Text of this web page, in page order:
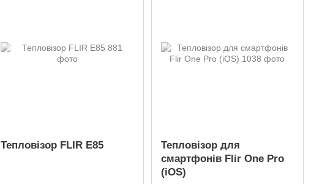
Тепловізор FLIR E85
Тепловізор для
смартфонів Flir One Pro
(iOS)